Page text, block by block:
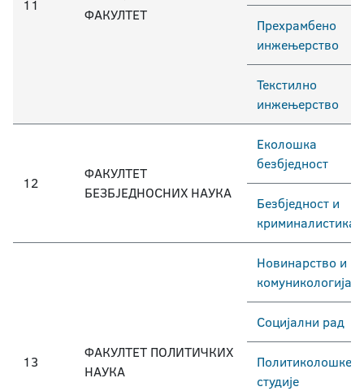
11
ФАКУЛТЕТ
Прехрамбено
инжењерство
Текстилно
инжењерство
12
ФАКУЛТЕТ
БЕЗБЈЕДНОСНИХ НАУКА
Еколошка
безбједност
Безбједност и
криминалистика
13
ФАКУЛТЕТ ПОЛИТИЧКИХ
НАУКА
Новинарство и
комуникологија
Социјални рад
Политиколошке
студије